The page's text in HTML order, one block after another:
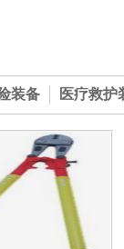
防监测系统工作中，
周界安防监测系统采
会对单桩进行竖向的
求在同一情况下试桩
进行试验的单桩数
况来进行确定的。第
周界安防监测系统采
装备 医疗救护